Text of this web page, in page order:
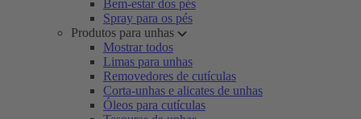
Bem-estar dos pés
Spray para os pés
Produtos para unhas
Mostrar todos
Limas para unhas
Removedores de cutículas
Corta-unhas e alicates de unhas
Óleos para cutículas